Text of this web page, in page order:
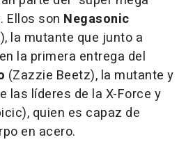
Ellos son Negasonic
la mutante que junto a
la primera entrega del
(Zazzie Beetz), la mutante y
las líderes de la X-Force y
quien es capaz de
en acero.